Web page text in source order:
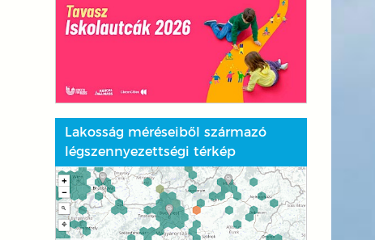
Lakosság méréseiből származó
légszennyezettségi térkép